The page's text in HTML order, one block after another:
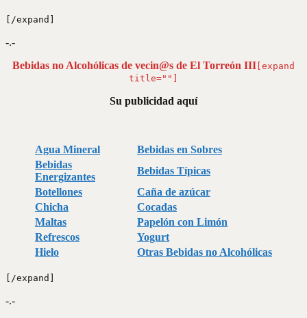
[/expand]
-.-
Bebidas no Alcohólicas de vecin@s de El Torreón III [expand
title=""]
Su publicidad aquí
Agua Mineral
Bebidas en Sobres
Bebidas
Energizantes
Bebidas Típicas
Botellones
Caña de azúcar
Chicha
Cocadas
Maltas
Papelón con Limón
Refrescos
Yogurt
Hielo
Otras Bebidas no Alcohólicas
[/expand]
-.-